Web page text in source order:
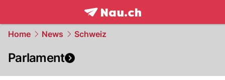
frontpage.NAU.ch
Home News Schweiz
Parlament